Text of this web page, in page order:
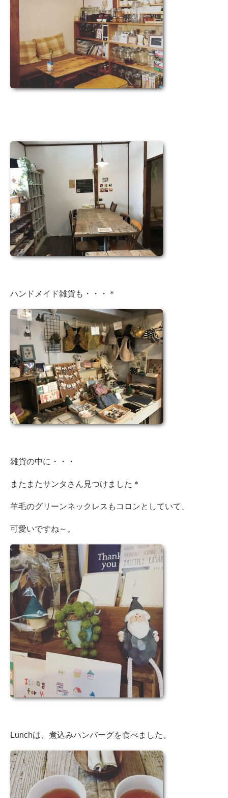
ハンドメイド雑貨も・・・＊
雑貨の中に・・・
またまたサンタさん見つけました＊
羊毛のグリーンネックレスもコロンとしていて、
可愛いですね～。
Lunchは、煮込みハンバーグを食べました。